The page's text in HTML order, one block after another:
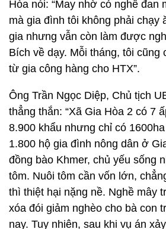
Hòa nói: “May nhờ có nghề đan
mà gia đình tôi không phải chạy
gia nhưng vẫn còn làm được
Bích về dạy. Mỗi tháng, tôi cũng
từ gia công hàng cho HTX”.
Ông Trần Ngọc Diệp, Chủ tịch
thẳng thắn: “Xã Gia Hòa 2 có 7
8.900 khẩu nhưng chỉ có
1.800 hộ gia đình nông dân ở
đồng bào Khmer, chủ yếu sống
tôm. Nuôi tôm cần vốn lớn,
thì thiệt hại nặng nề. Nghề mây
xóa đói giảm nghèo cho bà con
nay. Tuy nhiên, sau khi vụ án